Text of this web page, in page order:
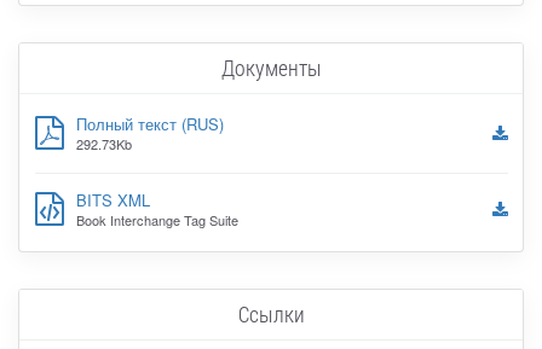
Документы
Полный текст (RUS)
292.73Kb
BITS XML
Book Interchange Tag Suite
Ссылки